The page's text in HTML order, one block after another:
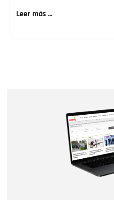
Leer más ...
Correo electrónico
Tipo de comentario